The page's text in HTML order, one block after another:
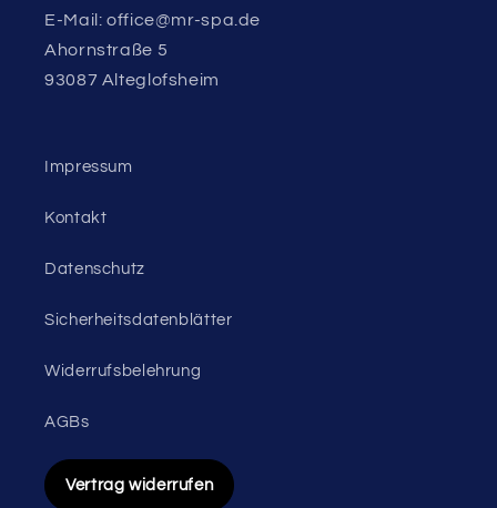
E-Mail: office@mr-spa.de
Ahornstraße 5
93087 Alteglofsheim
Impressum
Kontakt
Datenschutz
Sicherheitsdatenblätter
Widerrufsbelehrung
AGBs
Vertrag widerrufen